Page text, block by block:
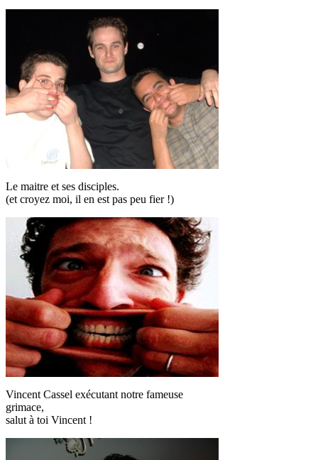
Le maitre et ses disciples.
(et croyez moi, il en est pas peu fier !)
Vincent Cassel exécutant notre fameuse
grimace,
salut à toi Vincent !